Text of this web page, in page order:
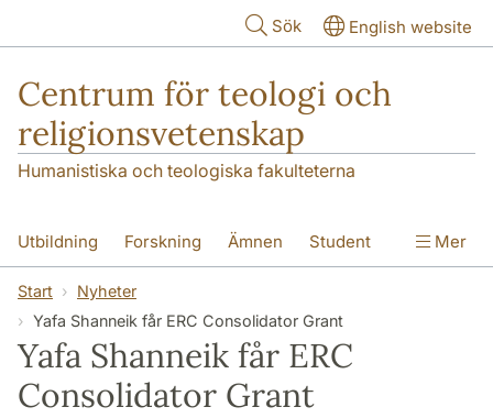
Sök English website
Centrum för teologi och
religionsvetenskap
Humanistiska och teologiska fakulteterna
Utbildning Forskning Ämnen Student
Institutionen
Mer
Start
Nyheter
Yafa Shanneik får ERC Consolidator Grant
Yafa Shanneik får ERC
Consolidator Grant